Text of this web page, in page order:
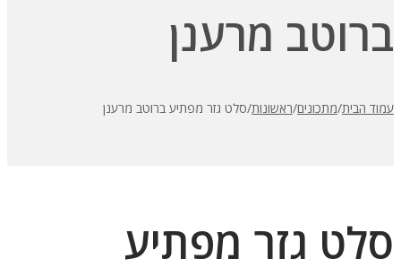
ברוטב מרענן
עמוד הבית/מתכונים/ראשונות/סלט גזר מפתיע ברוטב מרענן
סלט גזר מפתיע